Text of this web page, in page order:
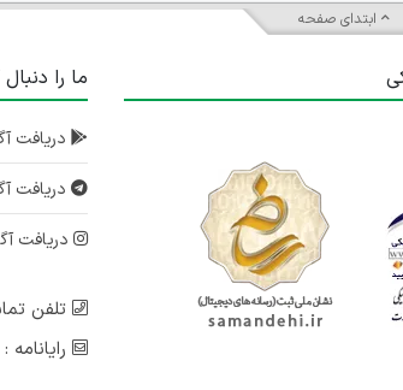
ابتدای صفحه
ما را
دریافت
دریافت
دریافت
تلفن
رایانامه :